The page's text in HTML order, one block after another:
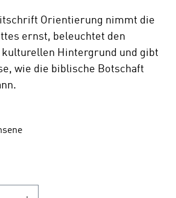
Orientierung nimmt die
ernst, beleuchtet den
kulturellen Hintergrund und gibt
wie die biblische Botschaft